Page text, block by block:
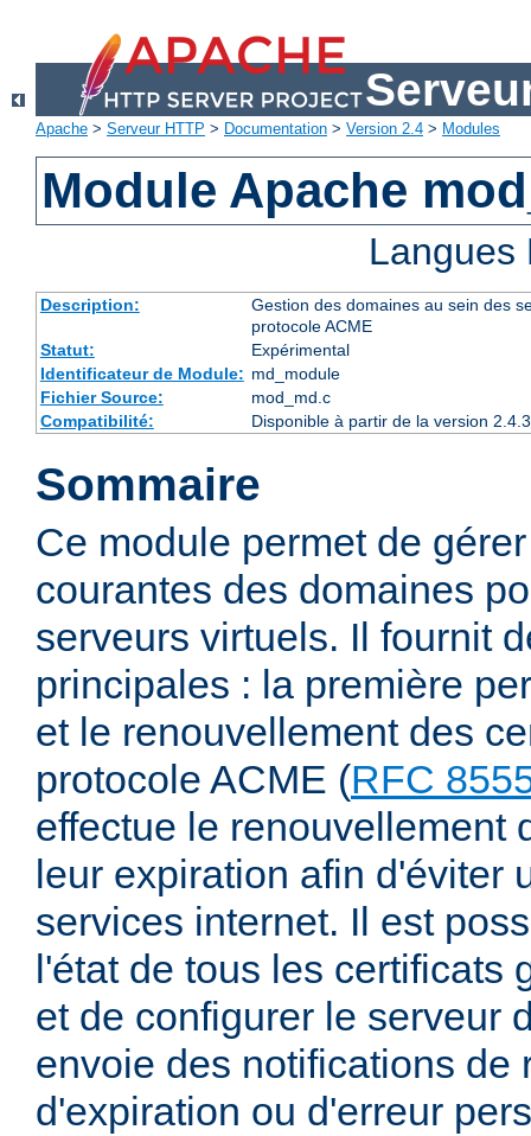
Apache > Serveur HTTP > Documentation > Version 2.4 > Modules
Module Apache
Description:
Gestion des domaines au sein des
protocole ACME
Statut:
Expérimental
Identificateur de Module: md_module
Fichier Source:
mod_md.c
Compatibilité:
Disponible à partir de la version
Sommaire
Ce module permet de
courantes des domaines
serveurs virtuels. Il fournit
principales : la première
et le renouvellement des
protocole ACME (RFC
effectue le renouvellement
leur expiration afin d'éviter
services internet. Il est
l'état de tous les certificats
et de configurer le serveur
envoie des notifications de
d'expiration ou d'erreur